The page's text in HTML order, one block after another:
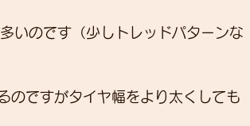
いのです（少しトレッドパターンな
ですがタイヤ幅をより太くしても